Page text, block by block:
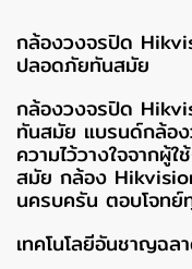
กล้องวงจรปิด
ปลอดภัยทันสมัย
กล้องวงจรปิด
ทันสมัย แบรนด์กล้อ
ความไว้วางใจจากผู้
สมัย กล้อง
นครบครัน ตอบโจทย์
เทคโนโลยีอันชาญฉล